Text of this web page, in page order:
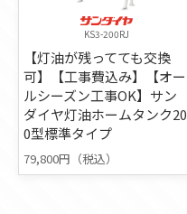
KS3-200RJ
【灯油が残ってても交換
可】【工事費込み】【オー
ルシーズン工事OK】サン
ダイヤ灯油ホームタンク20
0型標準タイプ
79,800円（税込）